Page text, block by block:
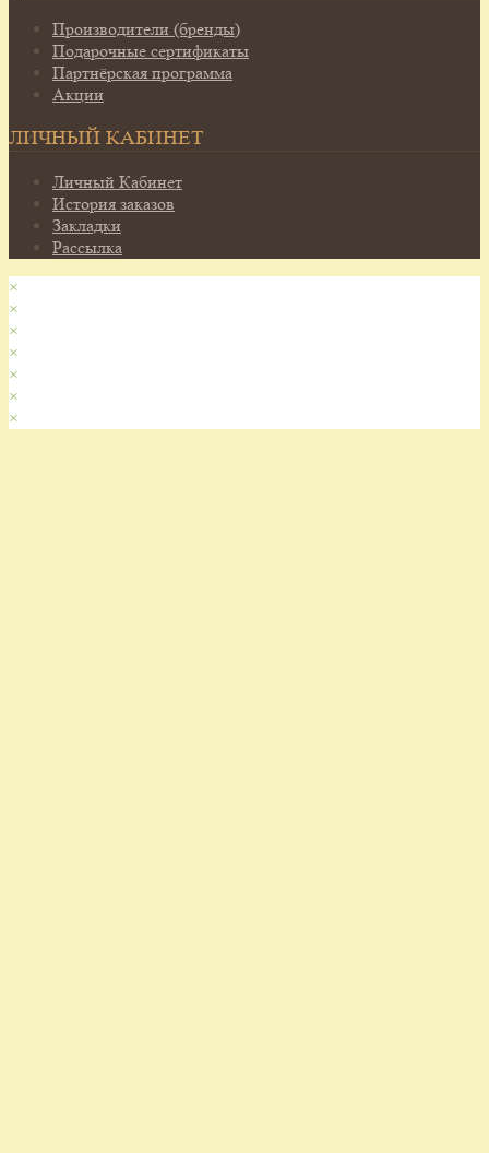
Производители (бренды)
Подарочные сертификаты
Партнёрская программа
Акции
ЛИЧНЫЙ КАБИНЕТ
Личный Кабинет
История заказов
Закладки
Рассылка
×
×
×
×
×
×
×